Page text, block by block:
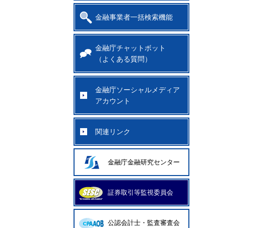
金融事業者一括検索機能
金融庁チャットボット
（よくある質問）
金融庁ソーシャルメディア
アカウント
関連リンク
金融庁金融研究センター
証券取引等監視委員会
公認会計士・監査審査会